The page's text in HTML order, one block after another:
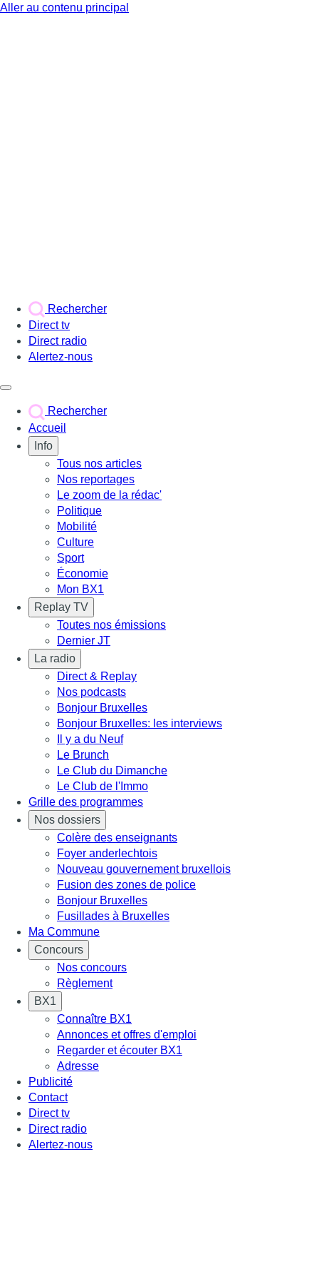
Aller au contenu principal
Rechercher
Direct tv
Direct radio
Alertez-nous
Rechercher
Accueil
Info
Tous nos articles
Nos reportages
Le zoom de la rédac'
Politique
Mobilité
Culture
Sport
Économie
Mon BX1
Replay TV
Toutes nos émissions
Dernier JT
La radio
Direct & Replay
Nos podcasts
Bonjour Bruxelles
Bonjour Bruxelles: les interviews
Il y a du Neuf
Le Brunch
Le Club du Dimanche
Le Club de l'Immo
Grille des programmes
Nos dossiers
Colère des enseignants
Foyer anderlechtois
Nouveau gouvernement bruxellois
Fusion des zones de police
Bonjour Bruxelles
Fusillades à Bruxelles
Ma Commune
Concours
Nos concours
Règlement
BX1
Connaître BX1
Annonces et offres d'emploi
Regarder et écouter BX1
Adresse
Publicité
Contact
Direct tv
Direct radio
Alertez-nous